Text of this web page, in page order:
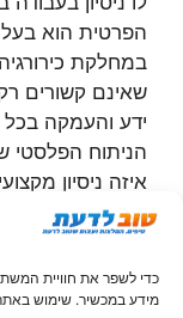
כדי לשפר את חוויית
מידע במכשיר. שימוש
הפרטית הוא
במחלקת
שאינם קשורים
ידע והעמקה בכל
הניתוח
איזה ניסיון
עבודה בבית
אישיותו של הרופא.
התקשורת